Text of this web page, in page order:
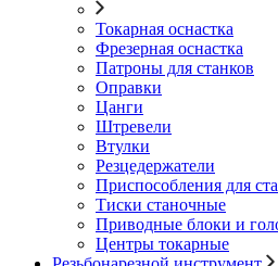
Токарная оснастка
Фрезерная оснастка
Патроны для станков
Оправки
Цанги
Штревели
Втулки
Резцедержатели
Приспособления для
Тиски станочные
Приводные блоки и
Центры токарные